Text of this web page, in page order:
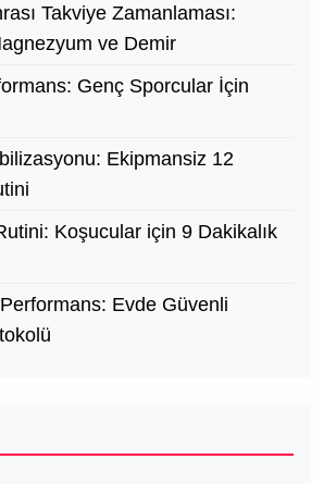
Takviye Zamanlaması:
ve Demir
Genç Sporcular İçin
Ekipmansiz 12
Koşucular için 9 Dakikalık
Evde Güvenli